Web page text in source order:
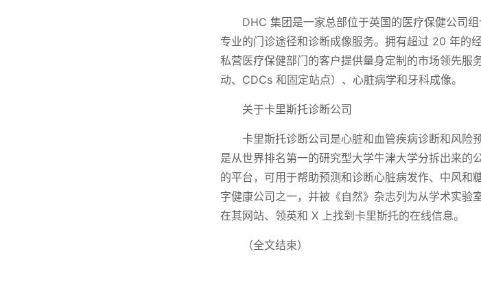
DHC 集团是一家总部位于英国的医疗保健公司
专业的门诊途径和诊断成像服务。拥有超过 20 年的
私营医疗保健部门的客户提供量身定制的市场领先服
动、CDCs 和固定站点）、心脏病学和牙科成像。
关于卡里斯托诊断公司
卡里斯托诊断公司是心脏和血管疾病诊断和风险
是从世界排名第一的研究型大学牛津大学分拆出来的
的平台，可用于帮助预测和诊断心脏病发作、中风和
字健康公司之一，并被《自然》杂志列为从学术实验
在其网站、领英和 X 上找到卡里斯托的在线信息。
（全文结束）